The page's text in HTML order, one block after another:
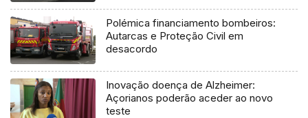
Polémica financiamento bombeiros:
Autarcas e Proteção Civil em
desacordo
Inovação doença de Alzheimer:
Açorianos poderão aceder ao novo
teste